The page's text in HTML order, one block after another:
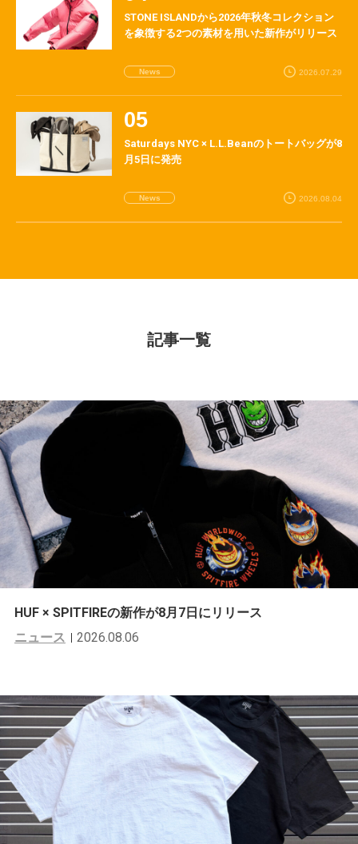
STONE ISLANDから2026年秋冬コレクション
を象徴する2つの素材を用いた新作がリリース
News 2026.07.29
Saturdays NYC × L.L.Beanのトートバッグが8
月5日に発売
News 2026.08.04
記事一覧
HUF × SPITFIREの新作が8月7日にリリース
ニュース
2026.08.06